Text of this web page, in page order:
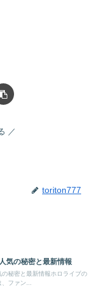
toriton777
気の秘密と最新情報
秘密と最新情報ホロライブの
ファン...